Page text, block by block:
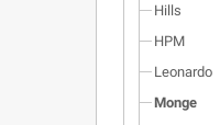
Hills
HPM
Leonardo
Monge